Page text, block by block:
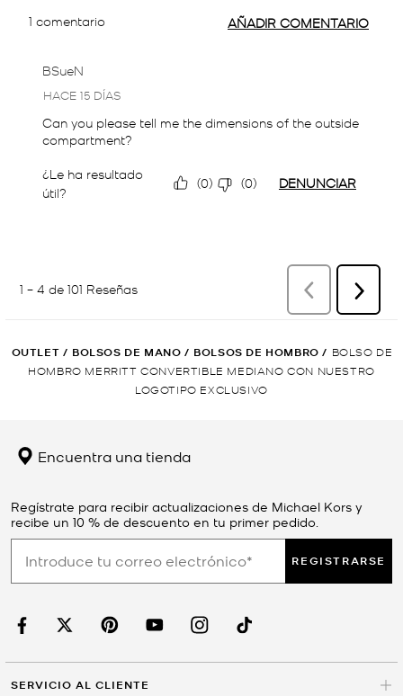
OUTLET / BOLSOS DE MANO / BOLSOS DE HOMBRO / BOLSO DE
HOMBRO MERRITT CONVERTIBLE MEDIANO CON NUESTRO
LOGOTIPO EXCLUSIVO
Encuentra una tienda
Regístrate para recibir actualizaciones de Michael Kors y
recibe un 10 % de descuento en tu primer pedido.
REGISTRARSE
SERVICIO AL CLIENTE